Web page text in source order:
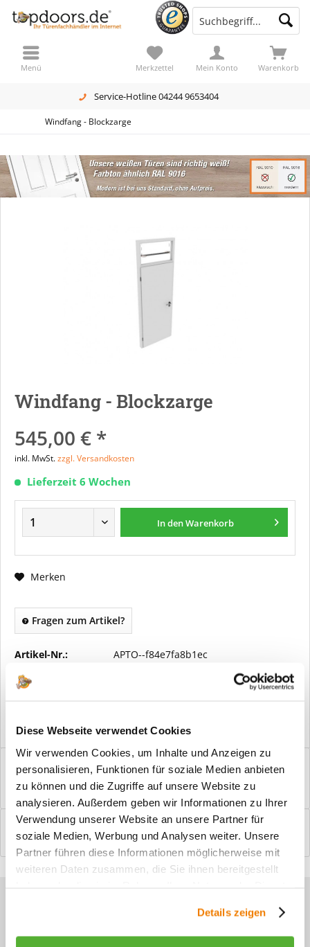
Diese Webseite verwendet Cookies
Wir verwenden Cookies, um Inhalte und Anzeigen zu
personalisieren, Funktionen für soziale Medien anbieten
zu können und die Zugriffe auf unsere Website zu
analysieren. Außerdem geben wir Informationen zu Ihrer
Verwendung unserer Website an unsere Partner für
soziale Medien, Werbung und Analysen weiter. Unsere
Partner führen diese Informationen möglicherweise mit
weiteren Daten zusammen, die Sie ihnen bereitgestellt
Details zeigen
Service-Hotline 04244 9653404
Warenkorb
Merkzettel Mein Konto
Menü
Windfang - Blockzarge
Windfang - Blockzarge
545,00 € *
inkl. MwSt.zzgl. Versandkosten
Lieferzeit 6 Wochen
In denWarenkorb
Merken
Fragen zum Artikel?
Artikel-Nr.: APTO--f84e7fa8b1ec
Vorteile
Windfangelemente online am Bildschirm konfigurieren und
einbaufertig bestellen. In wenigen...
Bewertungen
0
Bewertungen lesen, schreiben und diskutieren...mehr
Sie haben Fragen zu unseren